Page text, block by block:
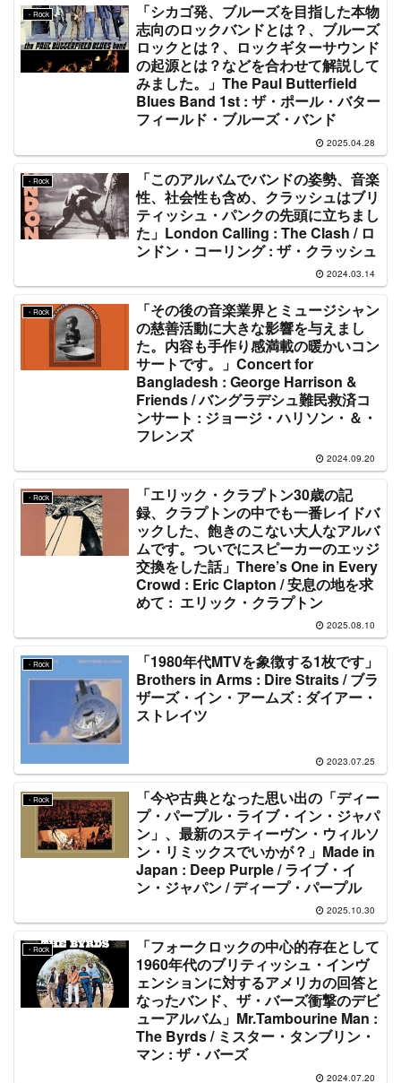
・Rock
「シカゴ発、ブルーズを目指した本物
志向のロックバンドとは？、ブルーズ
ロックとは？、ロックギターサウンド
の起源とは？などを合わせて解説して
みました。」The Paul Butterfield
Blues Band 1st : ザ・ポール・バター
フィールド・ブルーズ・バンド
2025.04.28
・Rock
「このアルバムでバンドの姿勢、音楽
性、社会性も含め、クラッシュはブリ
ティッシュ・パンクの先頭に立ちまし
た」London Calling : The Clash / ロ
ンドン・コーリング : ザ・クラッシュ
2024.03.14
・Rock
「その後の音楽業界とミュージシャン
の慈善活動に大きな影響を与えまし
た。内容も手作り感満載の暖かいコン
サートです。」Concert for
Bangladesh : George Harrison &
Friends / バングラデシュ難民救済コ
ンサート : ジョージ・ハリソン・＆・
フレンズ
2024.09.20
・Rock
「エリック・クラプトン30歳の記
録、クラプトンの中でも一番レイドバ
ックした、飽きのこない大人なアルバ
ムです。ついでにスピーカーのエッジ
交換をした話」There’s One in Every
Crowd : Eric Clapton / 安息の地を求
めて : エリック・クラプトン
2025.08.10
・Rock
「1980年代MTVを象徴する1枚です」
Brothers in Arms : Dire Straits / ブラ
ザーズ・イン・アームズ : ダイアー・
ストレイツ
2023.07.25
・Rock
「今や古典となった思い出の「ディー
プ・パープル・ライブ・イン・ジャパ
ン」、最新のスティーヴン・ウィルソ
ン・リミックスでいかが？」Made in
Japan : Deep Purple / ライブ・イ
ン・ジャパン / ディープ・パープル
2025.10.30
・Rock
「フォークロックの中心的存在として
1960年代のブリティッシュ・インヴ
ェンションに対するアメリカの回答と
なったバンド、ザ・バーズ衝撃のデビ
ューアルバム」Mr.Tambourine Man :
The Byrds / ミスター・タンブリン・
マン : ザ・バーズ
2024.07.20